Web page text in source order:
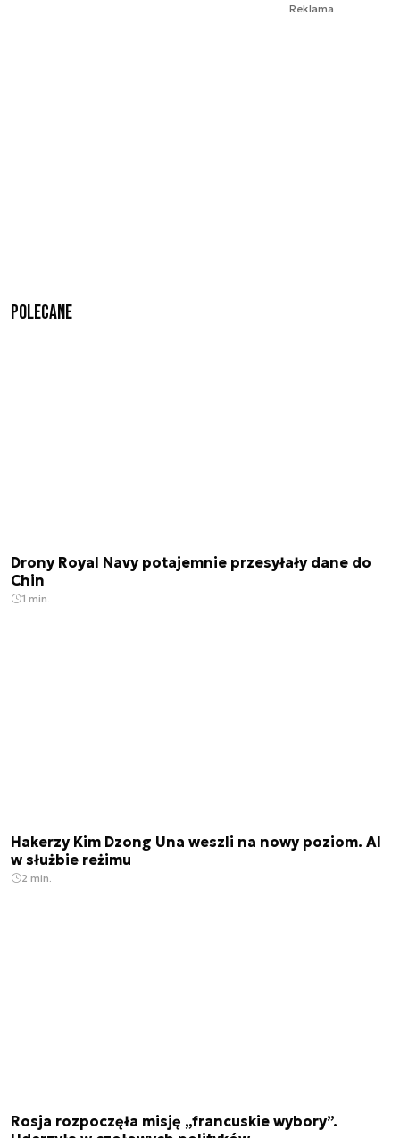
Reklama
Polecane
Drony Royal Navy potajemnie przesyłały dane do
Chin
1 min.
Hakerzy Kim Dzong Una weszli na nowy poziom. AI
w służbie reżimu
2 min.
Rosja rozpoczęła misję „francuskie wybory”.